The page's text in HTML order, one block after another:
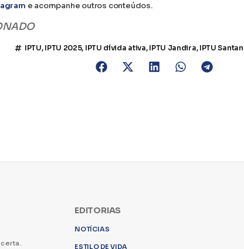
e acompanhe outros conteúdos.
IPTU, IPTU 2025, IPTU dívida ativa, IPTU Jandira, IPTU
EDITORIAS
NOTÍCIAS
ESTILO DE VIDA